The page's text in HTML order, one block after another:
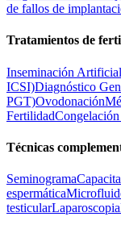
de fallos de
Tratamientos de
Inseminación Artificial
ICSI)Diagnóstico
PGT)Ovodonación
FertilidadCongelación
Técnicas
Seminograma
espermática
testicularLaparoscopia